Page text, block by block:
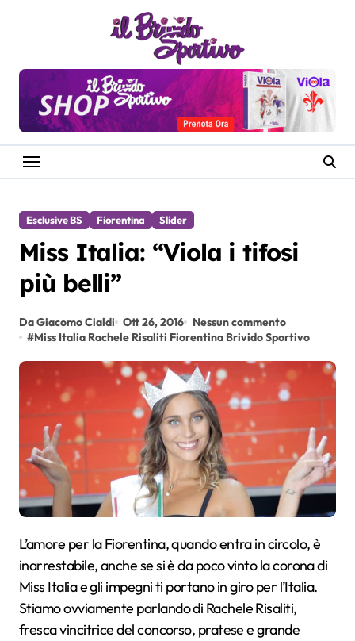
Esclusive BS Fiorentina Slider
Miss Italia: “Viola i tifosi
più belli”
Da Giacomo Cialdi Ott 26, 2016
Nessun commento
#Miss Italia Rachele Risaliti Fiorentina Brivido Sportivo
L’amore per la Fiorentina, quando entra in circolo, è
inarrestabile, anche se si è da poco vinto la corona di
Miss Italia e gli impegni ti portano in giro per l’Italia.
Stiamo ovviamente parlando di Rachele Risaliti,
fresca vincitrice del concorso, pratese e grande